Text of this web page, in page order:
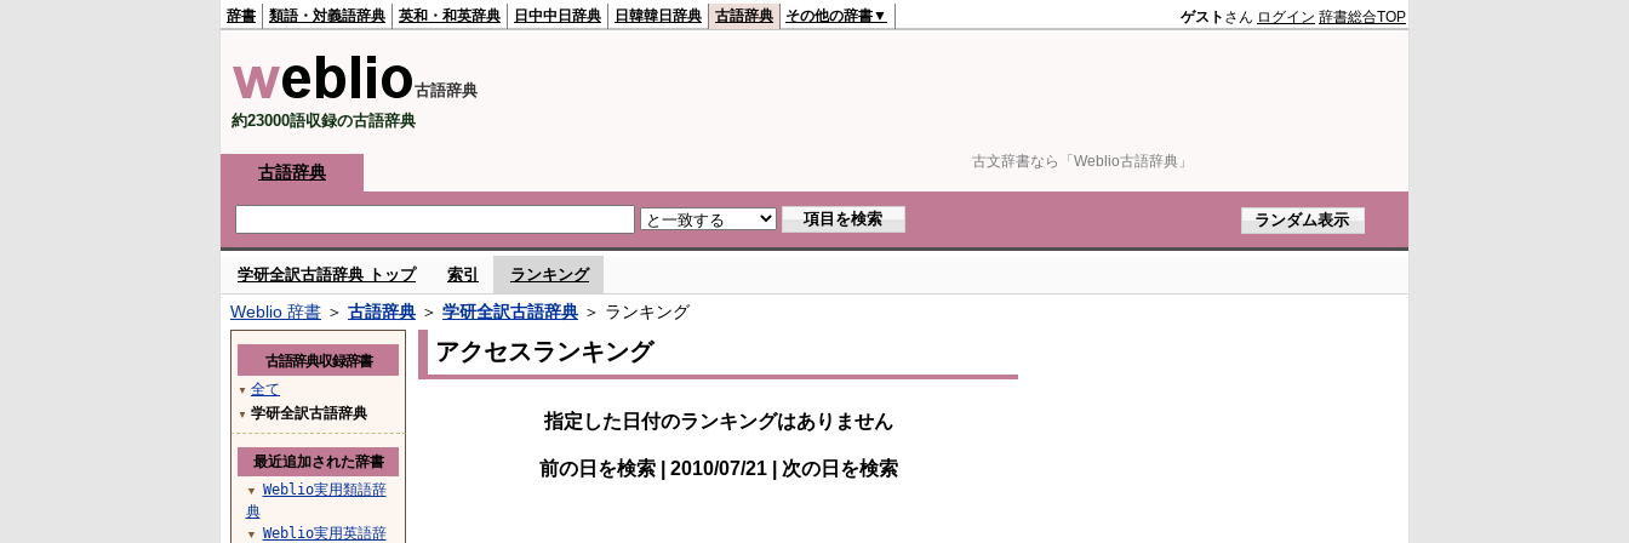
古文辞書なら「Weblio古語辞典」
辞書 類語・対義語辞典 英和・和英辞典 日中中日辞典 日韓韓日辞典 古語辞典 その他の辞書▼ ゲスト さん ログイン 辞書総合TOP
古語辞典
約23000語収録の古語辞典
古語辞典
学研全訳古語辞典 トップ 索引 ランキング
Weblio 辞書 ＞ 古語辞典 ＞ 学研全訳古語辞典 ＞ ランキング
アクセスランキング
指定した日付のランキングはありません
前の日を検索 | 2010/07/21 | 次の日を検索
古語辞典収録辞書
▼ 全て
▼ 学研全訳古語辞典
最近追加された辞書
▼
Weblio実用類語辞
典
▼ Weblio実用英語辞